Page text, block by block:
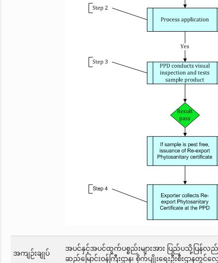
အကျဉ်းချုပ်
အပင်နှင့်အပင်ထွက်ပစ္စည်းများအား ပြည်ပသို့ပြန်လ
ဆည်မြောင်းဝန်ကြီးဌာန၊ စိုက်ပျိုးရေးဦးစီးဌာနတွင်လ